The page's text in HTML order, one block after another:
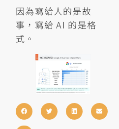
因為寫給人的是故
事，寫給 AI 的是格
式。